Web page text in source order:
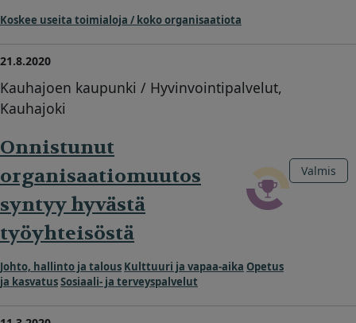
Koskee useita toimialoja / koko organisaatiota
21.8.2020
Kauhajoen kaupunki / Hyvinvointipalvelut,
Kauhajoki
Onnistunut
organisaatiomuutos
syntyy hyvästä
työyhteisöstä
Johto, hallinto ja talous Kulttuuri ja vapaa-aika Opetus
ja kasvatusSosiaali- ja terveyspalvelut
Valmis